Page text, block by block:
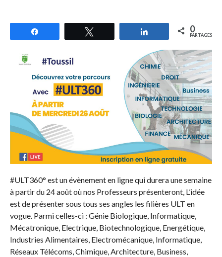
Partagez 0
PARTAGES
#ULT360° est un évènement en ligne qui durera une semaine
à partir du 24 août où nos Professeurs présenteront, L’idée
est de présenter sous tous ses angles les filières ULT en
vogue. Parmi celles-ci : Génie Biologique, Informatique,
Mécatronique, Electrique, Biotechnologique, Energétique,
Industries Alimentaires, Electromécanique, Informatique,
Réseaux Télécoms, Chimique, Architecture, Business,